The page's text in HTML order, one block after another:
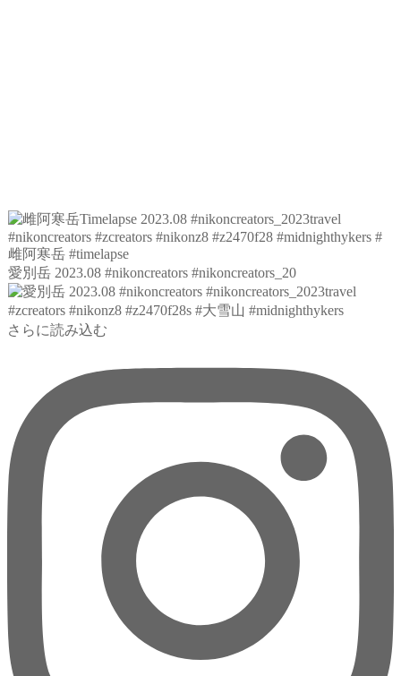
愛別岳 2023.08 #nikoncreators #nikoncreators_20
さらに読み込む